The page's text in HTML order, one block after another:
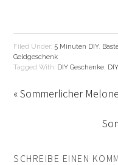
Filed Under:5 Minuten DIY,
Geldgeschenk
Tagged With: DIY Geschenke,
« Sommerlicher
SCHREIBE EINEN